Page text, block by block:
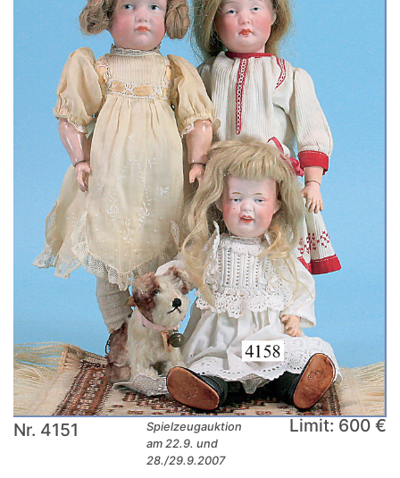
Nr. 4151
Spielzeugauktion
am 22.9. und
28./29.9.2007
Limit: 600 €